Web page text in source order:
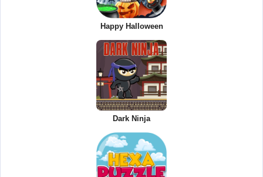
Happy Halloween
Dark Ninja